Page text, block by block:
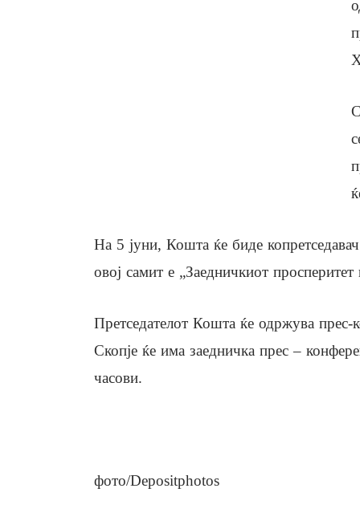
На 5 јуни, Кошта ќе биде
овој самит е „Заедничкиот
Претседателот Кошта ќе одржува
Скопје ќе има заедничка прес –
часови.
фото/Depositphotos